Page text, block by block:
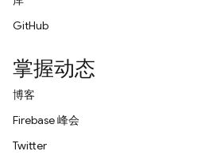
GitHub
掌握动态
博客
Firebase 峰会
Twitter